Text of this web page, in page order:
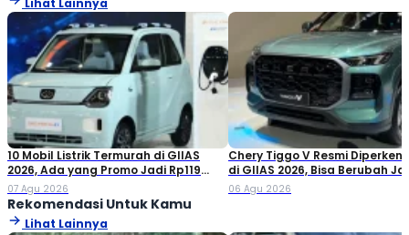
Lihat Lainnya
10 Mobil Listrik Termurah di GIIAS
2026, Ada yang Promo Jadi Rp119
Jutaan!
07 Agu 2026
Chery Tiggo V Resmi
di GIIAS 2026, Bisa Berubah
Double Cabin
06 Agu 2026
Rekomendasi Untuk Kamu
Lihat Lainnya